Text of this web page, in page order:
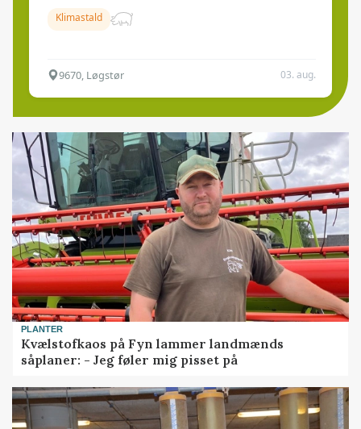
Klimastald
9670, Løgstør 03. aug.
PLANTER
Kvælstofkaos på Fyn lammer landmænds
såplaner: - Jeg føler mig pisset på